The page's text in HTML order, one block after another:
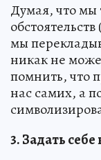
Думая, что мы
мы
никак не
помнить, что
нас самих, а
3. Задать себе